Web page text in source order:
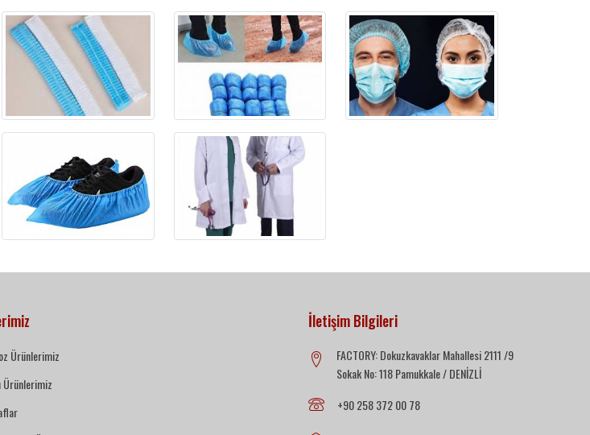
Ürünlerimiz
Ürünlerimiz
İletişim Bilgileri
FACTORY: Dokuzkavaklar Mahallesi 2111 /9
Sokak No: 118 Pamukkale / DENİZLİ
+90 258 372 00 78